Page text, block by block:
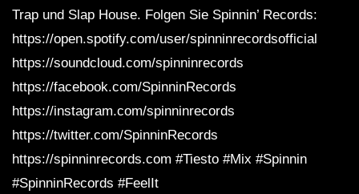
Trap und Slap House. Folgen Sie Spinnin’ Records:
https://open.spotify.com/user/spinninrecordsofficial
https://soundcloud.com/spinninrecords
https://facebook.com/SpinninRecords
https://instagram.com/spinninrecords
https://twitter.com/SpinninRecords
https://spinninrecords.com #Tiesto #Mix #Spinnin
#SpinninRecords #FeelIt